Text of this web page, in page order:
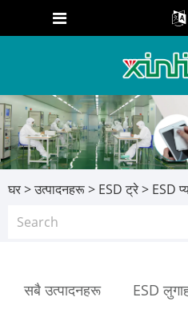
घर>उत्पादनहरू> ESD ट्रे> ESD
सबै उत्पादनहरू ESD